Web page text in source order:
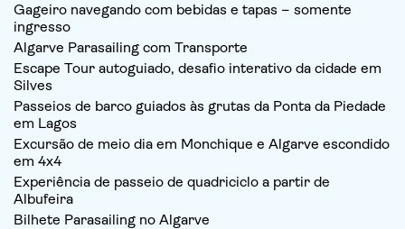
Gageiro navegando com bebidas e tapas – somente
ingresso
Algarve Parasailing com Transporte
Escape Tour autoguiado, desafio interativo da cidade em
Silves
Passeios de barco guiados às grutas da Ponta da Piedade
em Lagos
Excursão de meio dia em Monchique e Algarve escondido
em 4x4
Experiência de passeio de quadriciclo a partir de
Albufeira
Bilhete Parasailing no Algarve